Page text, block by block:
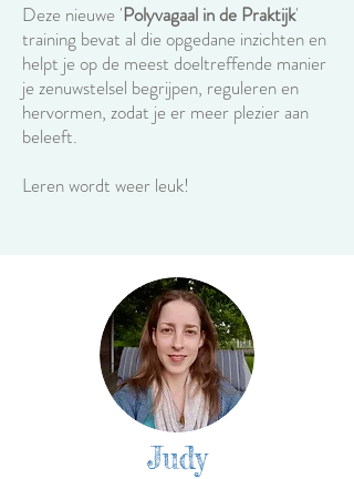
Deze nieuwe 'Polyvagaal in de Praktijk'
training bevat al die opgedane inzichten en
helpt je op de meest doeltreffende manier
je zenuwstelsel begrijpen, reguleren en
hervormen, zodat je er meer plezier aan
beleeft.
Leren wordt weer leuk!
Judy